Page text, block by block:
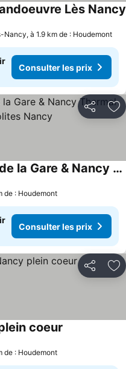
Lès Nancy
à 1.9 km de : Houdemont
Consulter les prix
Partager
Le Petit Voyageur 5 min de la Gare & Nancy Thermal Logements Insolites Nancy
de : Houdemont
Consulter les prix
Partager
coeur
de : Houdemont